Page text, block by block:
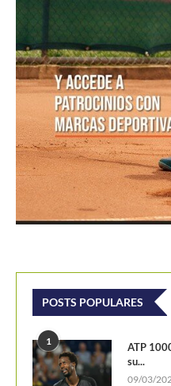
POSTS POPULARES
1
ATP
su...
09/03/